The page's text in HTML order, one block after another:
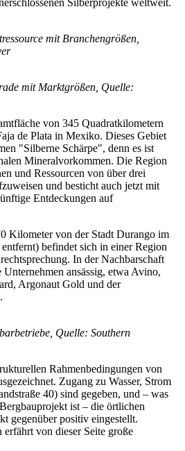
Silberprojekte weltweit.
mit Branchengrößen,
mit Marktgrößen, Quelle:
von 345 Quadratkilometern
de Plata in Mexiko. Dieses Gebiet
"Silberne Schärpe", denn es ist
Mineralvorkommen. Die Region
und Ressourcen von über drei
und besticht auch jetzt mit
Entdeckungen auf
Kilometer von der Stadt Durango im
befindet sich in einer Region
In der Nachbarschaft
ansässig, etwa Avino,
Argonaut Gold und der
Quelle: Southern
Rahmenbedingungen von
Zugang zu Wasser, Strom
40) sind gegeben, und – was
ist – die örtlichen
gegenüber positiv eingestellt.
von dieser Seite große